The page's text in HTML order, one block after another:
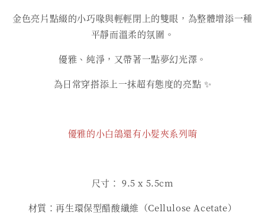
金色亮片點綴的小巧喙與輕輕閉上的雙眼，為整體增添一種
平靜而溫柔的氛圍。
優雅、純淨，又帶著一點夢幻光澤。
為日常穿搭添上一抹超有態度的亮點 ✨
優雅的小白鴿還有小髮夾系列唷
尺寸： 9.5 x 5.5cm
材質：再生環保型醋酸纖維（Cellulose Acetate）